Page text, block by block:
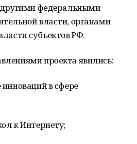
другими федеральными
власти, органами
субъектов РФ.
проекта явились:
в сфере
к Интернету;